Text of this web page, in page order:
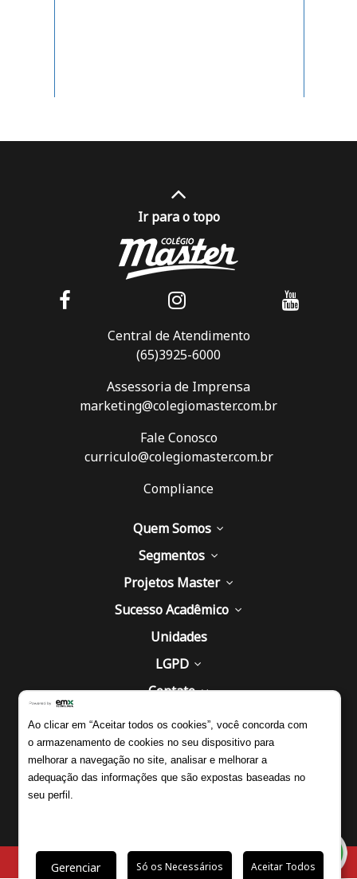
Ir para o topo
Central de Atendimento
(65)3925-6000
Assessoria de Imprensa
marketing@colegiomaster.com.br
Fale Conosco
curriculo@colegiomaster.com.br
Compliance
Quem Somos
Segmentos
Projetos Master
Sucesso Acadêmico
Unidades
LGPD
Contato
Estude no Master
Desenvolvido por:
Grupo Salta @ Copyright 2026 Todos os Direitos Reservados
Ao clicar em “Aceitar todos os cookies”, você concorda com
o armazenamento de cookies no seu dispositivo para
melhorar a navegação no site, analisar e melhorar a
adequação das informações que são expostas baseadas no
seu perfil.
Gerenciar Só os Necessários Aceitar Todos